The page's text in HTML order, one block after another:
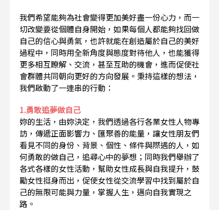
我們希望能夠為社會變得更加美好盡一份心力，而一
切改變要從個體自身開始，如果每個人都能夠找回做
自己的信心與勇氣，也許就能在創造屬於自己的美好
過程中，同時用全新角度與態度對待他人，也能獲得
更多相互瞭解、交流，甚至互助的機會，進而促使社
會群體共同朝向更好的方向發展。秉持這樣的想法，
我們啟動了一連串的行動：
1.勇敢追夢做自己
妳的生活，由妳決定，我們透過各行各業女性人物專
訪，傳遞正面影響力、匯聚善的能量，讓女性朋友們
看見不同的身份、背景、個性、條件與際遇的人，如
何勇敢的做自己，追尋心中的夢想；同時我們舉辦了
各式各樣的女性活動，幫助女性成長與自我提升，鼓
勵女性挺身而出，促使女性從交流學習中找到屬於自
己的無限可能與力量，掌握人生，邁向自我實現之
路。